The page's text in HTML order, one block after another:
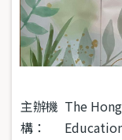
主辦機
構：
The